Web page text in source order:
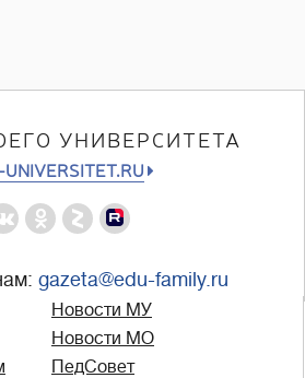
УНИВЕРСИТЕТА
UNIVERSITET.RU
gazeta@edu-family.ru
Новости МУ
Новости МО
ПедСовет